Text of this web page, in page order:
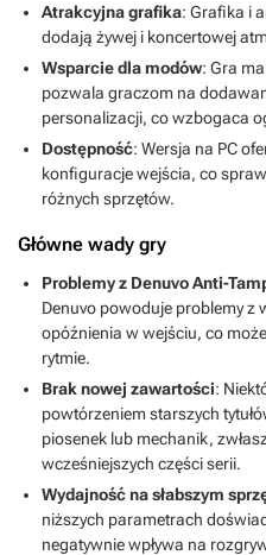
Atrakcyjna grafika: Grafika i
dodają żywej i koncertowej
Wsparcie dla modów: Gra
pozwala graczom na
personalizacji, co wzbogaca
Dostępność: Wersja na PC
konfiguracje wejścia, co
różnych sprzętów.
Główne wady gry
Problemy z Denuvo Anti-
Denuvo powoduje problemy z
opóźnienia w wejściu, co
rytmie.
Brak nowej zawartości:
powtórzeniem starszych
piosenek lub mechanik,
wcześniejszych części serii.
Wydajność na słabszym
niższych parametrach
negatywnie wpływa na